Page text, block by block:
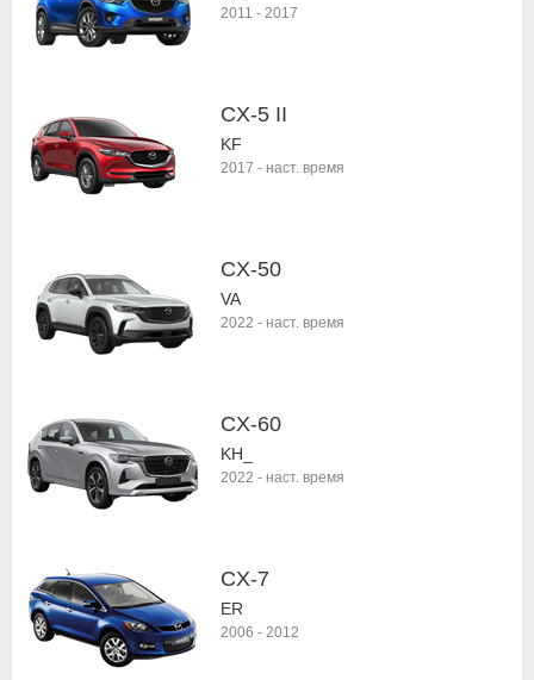
2011 - 2017
CX-5 II
KF
2017 - наст. время
CX-50
VA
2022 - наст. время
CX-60
KH_
2022 - наст. время
CX-7
ER
2006 - 2012